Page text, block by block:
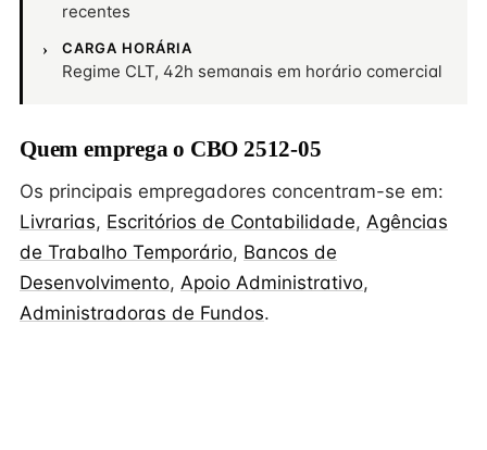
recentes
CARGA HORÁRIA
Regime CLT, 42h semanais em horário comercial
Quem emprega o CBO 2512-05
Os principais empregadores concentram-se em:
Livrarias, Escritórios de Contabilidade, Agências
de Trabalho Temporário, Bancos de
Desenvolvimento, Apoio Administrativo,
Administradoras de Fundos.